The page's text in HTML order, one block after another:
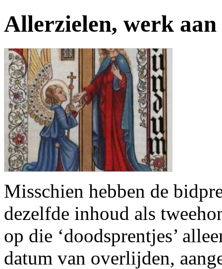
Allerzielen, werk
Misschien hebben de
dezelfde inhoud als
op die ‘doodsprentjes’
datum van overlijden,